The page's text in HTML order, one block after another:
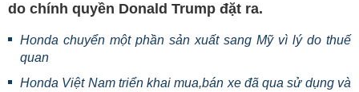
do chính quyền Donald Trump đặt ra.
Honda chuyển một phần sản xuất sang Mỹ vì lý do thuế
quan
Honda Việt Nam triển khai mua,bán xe đã qua sử dụng và